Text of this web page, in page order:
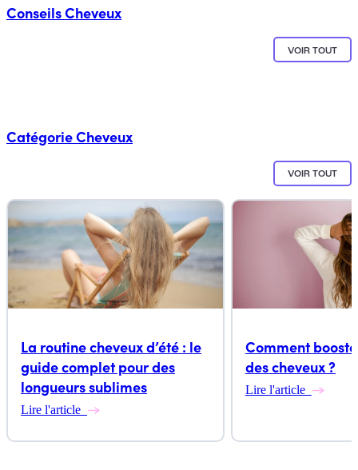
ConseilsCheveux
VOIR TOUT
CatégorieCheveux
VOIR TOUT
La routine cheveux d’été : le
guide complet pour des
longueurs sublimes
Lire l'article
Comment
des cheveux ?
Lire l'article